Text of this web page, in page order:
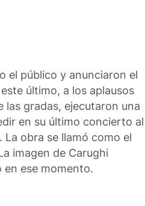
el público y anunciaron el
último, a los aplausos
las gradas, ejecutaron una
en su último concierto al
obra se llamó como el
imagen de Carughi
ese momento.